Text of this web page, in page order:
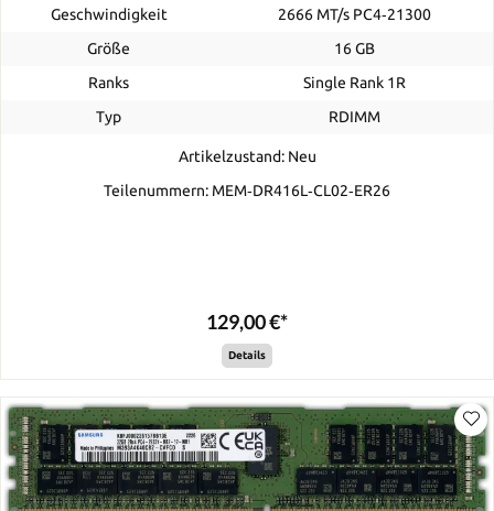
Geschwindigkeit
2666 MT/s PC4‑21300
Größe
16 GB
Ranks
Single Rank 1R
Typ
RDIMM
Artikelzustand: Neu
Teilenummern: MEM‐DR416L‐CL02‐ER26
129,00 €*
Details